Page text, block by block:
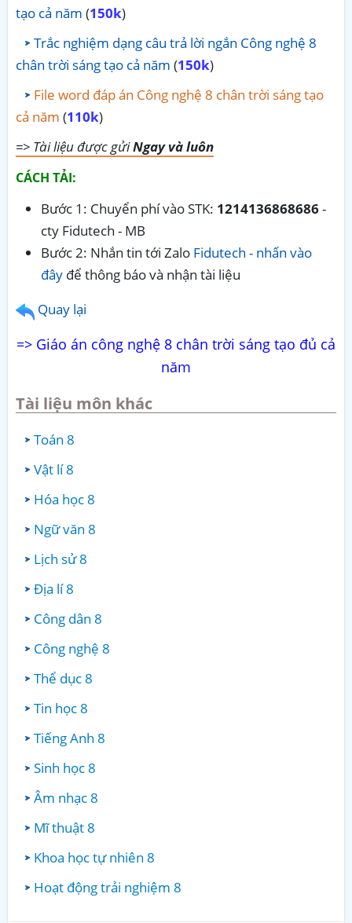
tạo cả năm (150k)
Trắc nghiệm dạng câu trả lời ngắn Công nghệ 8
chân trời sáng tạo cả năm (150k)
File word đáp án Công nghệ 8 chân trời sáng tạo
cả năm (110k)
=> Tài liệu được gửiNgay và luôn
CÁCH TẢI:
Bước 1: Chuyển phí vào STK: 1214136868686-
cty Fidutech - MB
Bước 2: Nhắn tin tới Zalo Fidutech - nhấn vào
đây để thông báo và nhận tài liệu
Quay lại
=> Giáo án công nghệ 8 chân trời sáng tạo đủ cả
năm
Tài liệu môn khác
Toán 8
Vật lí 8
Hóa học 8
Ngữ văn 8
Lịch sử 8
Địa lí 8
Công dân 8
Công nghệ 8
Thể dục 8
Tin học 8
Tiếng Anh 8
Sinh học 8
Âm nhạc 8
Mĩ thuật 8
Khoa học tự nhiên 8
Hoạt động trải nghiệm 8